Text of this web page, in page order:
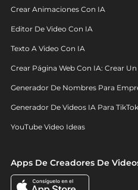
Crear Animaciones Con IA
Editor De Video Con IA
Texto A Video Con IA
Crear Página Web Con IA: Crear
Generador De Nombres Para
Generador De Videos IA Para TikTok
YouTube Video Ideas
Apps De Creadores De